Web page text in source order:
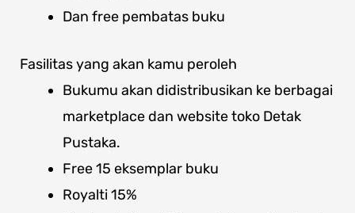
Dan free pembatas buku
Fasilitas yang akan kamu peroleh
Bukumu akan didistribusikan ke berbagai
marketplace dan website toko Detak
Pustaka.
Free 15 eksemplar buku
Royalti 15%